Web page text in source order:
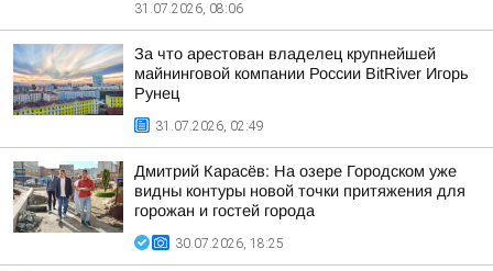
31.07.2026, 08:06
За что арестован владелец крупнейшей
майнинговой компании России BitRiver Игорь
Рунец
31.07.2026, 02:49
Дмитрий Карасёв: На озере Городском уже
видны контуры новой точки притяжения для
горожан и гостей города
30.07.2026, 18:25